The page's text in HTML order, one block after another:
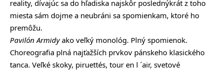
reality, dívajúc sa do hľadiska najskôr poslednýkrát z toho
miesta sám dojme a neubráni sa spomienkam, ktoré ho
premôžu.
Pavilón Armidyako veľký monológ. Plný spomienok.
Choreografia plná najťažších prvkov pánskeho klasického
tanca. Veľké skoky, piruettés, tour en l ´air, svetové